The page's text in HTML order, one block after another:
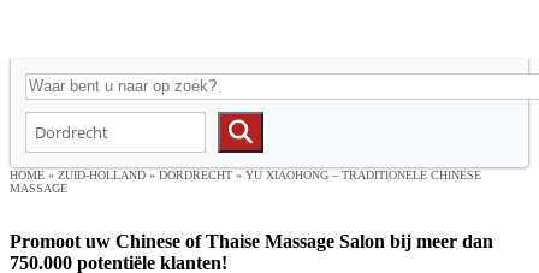
HOME » ZUID-HOLLAND » DORDRECHT » YU XIAOHONG – TRADITIONELE CHINESE
MASSAGE
Promoot uw Chinese of Thaise Massage Salon bij meer dan
750.000 potentiële klanten!